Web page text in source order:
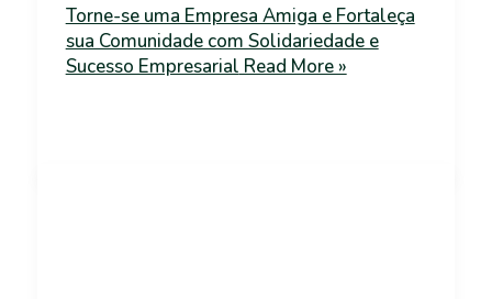
Torne-se uma Empresa Amiga e Fortaleça
sua Comunidade com Solidariedade e
Sucesso Empresarial Read More »